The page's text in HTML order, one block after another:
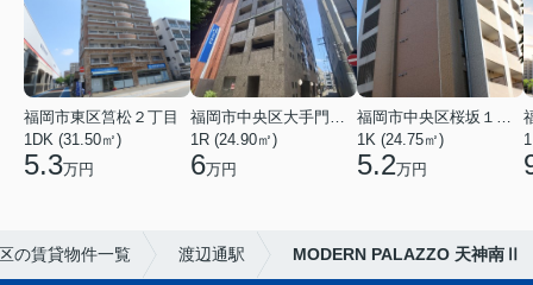
福岡市東区筥松２丁目
1DK (31.50㎡)
5.3万円
1R (24.90㎡)
6万円
1K (24.75㎡)
5.2万円
の賃貸物件一覧 渡辺通駅 MODERN PALAZZO 天神南Ⅱ